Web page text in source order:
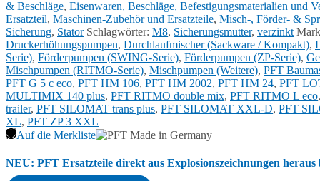
& Beschläge, Eisenwaren, Beschläge, Befestigungsmaterialien und
Ersatzteil, Maschinen-Zubehör und Ersatzteile, Misch-, Förder- &
Sicherung, Stator Schlagwörter: M8, Sicherungsmutter, verzinkt
Druckerhöhungspumpen, Durchlaufmischer (Sackware / Kompakt),
Serie), Förderpumpen (SWING-Serie), Förderpumpen (ZP-Serie),
Mischpumpen (RITMO-Serie), Mischpumpen (Weitere), PFT
PFT G 5 c eco, PFT HM 106, PFT HM 2002, PFT HM 24, PFT
MULTIMIX 140 plus, PFT RITMO double mix, PFT RITMO L eco
trailer, PFT SILOMAT trans plus, PFT SILOMAT XXL-D, PFT
XL, PFT ZP 3 XXL
Auf die Merkliste
NEU: PFT Ersatzteile direkt aus Explosionszeichnungen heraus